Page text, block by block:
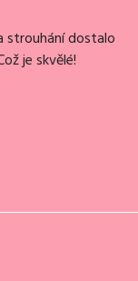
strouhání dostalo
je skvělé!